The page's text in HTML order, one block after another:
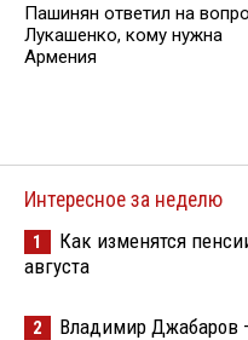
Пашинян ответил на
Лукашенко, кому нужна
Армения
Интересное за неделю
1
Как изменятся
августа
2 Владимир Джабаров